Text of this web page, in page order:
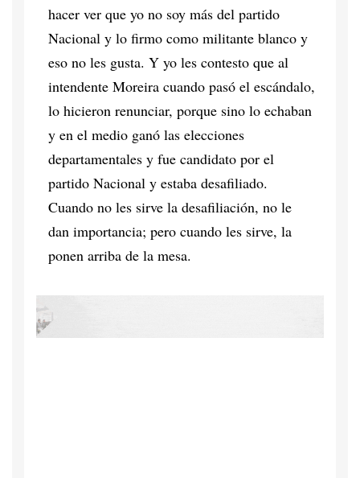
hacer ver que yo no soy más del partido
Nacional y lo firmo como militante blanco y
eso no les gusta. Y yo les contesto que al
intendente Moreira cuando pasó el escándalo,
lo hicieron renunciar, porque sino lo echaban
y en el medio ganó las elecciones
departamentales y fue candidato por el
partido Nacional y estaba desafiliado.
Cuando no les sirve la desafiliación, no le
dan importancia; pero cuando les sirve, la
ponen arriba de la mesa.